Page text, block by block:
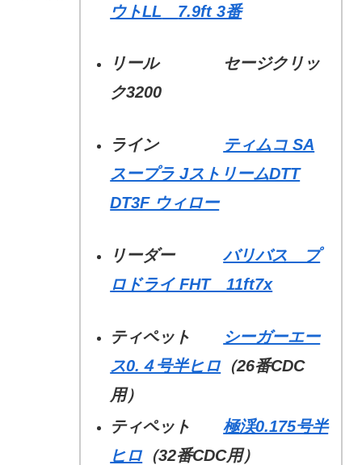
ウトLL
7.9ft 3番
リール セージクリッ
ク3200
ライン
ティムコ SA
スープラ JストリームDTT
DT3F ウィロー
リーダーバリバス プ
ロドライ FHT 11ft7x
ティペット
シーガーエー
ス0.４号半ヒロ （26番CDC
用）
ティペット極渓0.175号半
ヒロ （32番CDC用）